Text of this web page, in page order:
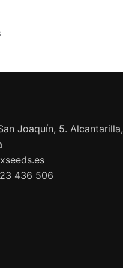
Joaquín, 5. Alcantarilla,
436 506